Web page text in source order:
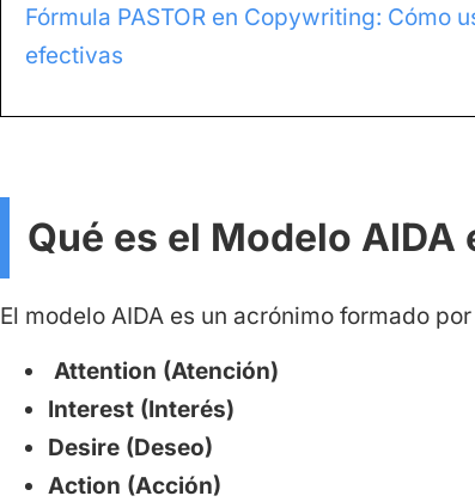
Fórmula PASTOR en Copywriting: Cómo
efectivas
Qué es el Modelo
El modelo AIDA es un acrónimo formado
Attention (Atención)
Interest (Interés)
Desire (Deseo)
Action (Acción)